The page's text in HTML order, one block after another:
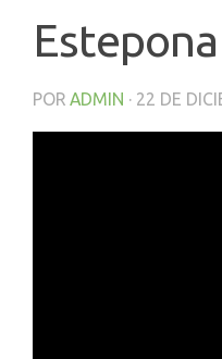
Estepona
POR ADMIN · 22 DE